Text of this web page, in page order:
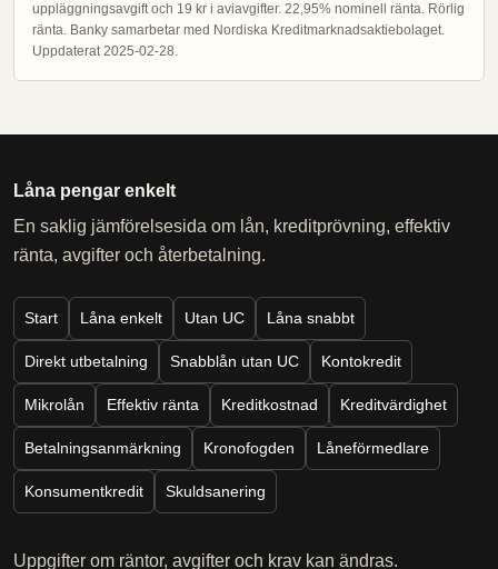
uppläggningsavgift och 19 kr i aviavgifter. 22,95% nominell ränta. Rörlig
ränta. Banky samarbetar med Nordiska Kreditmarknadsaktiebolaget.
Uppdaterat 2025-02-28.
Låna pengar enkelt
En saklig jämförelsesida om lån, kreditprövning, effektiv
ränta, avgifter och återbetalning.
Start Låna enkelt Utan UC Låna snabbt
Direkt utbetalning Snabblån utan UC Kontokredit
Mikrolån Effektiv ränta Kreditkostnad Kreditvärdighet
Betalningsanmärkning Kronofogden Låneförmedlare
Konsumentkredit Skuldsanering
Uppgifter om räntor, avgifter och krav kan ändras.